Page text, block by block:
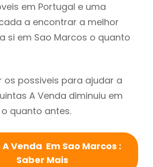
em Portugal e uma
a encontrar a melhor
si em Sao Marcos o quanto
os possiveis para ajudar a
A Venda diminuiu em
quanto antes.
Venda Em Sao Marcos :
Saber Mais